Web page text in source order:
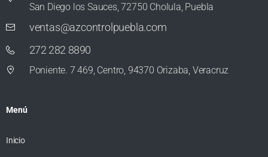
San Diego los Sauces, 72750 Cholula, Puebla
ventas@azcontrolpuebla.com
272 282 8890
Poniente. 7 469, Centro, 94370 Orizaba, Veracruz
Menú
Inicio